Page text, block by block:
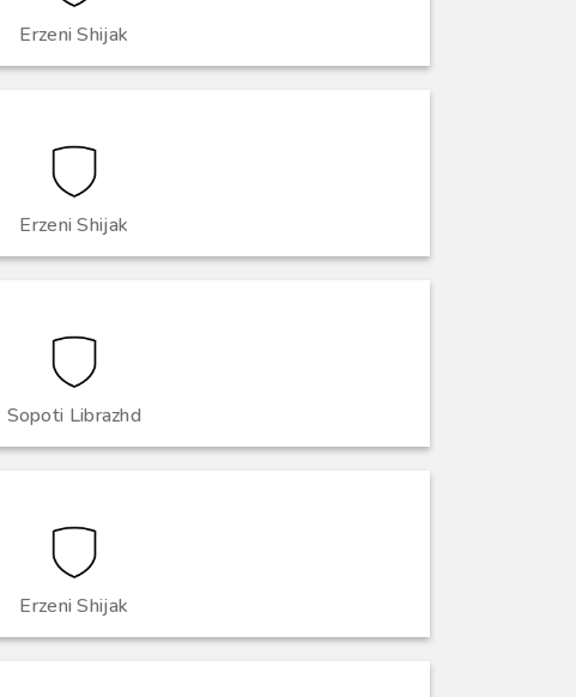
Erzeni Shijak
Erzeni Shijak
Sopoti Librazhd
Erzeni Shijak